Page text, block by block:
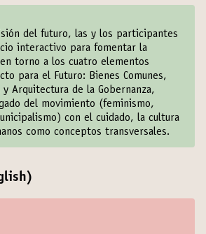
del futuro, las y los participantes
interactivo para fomentar la
torno a los cuatro elementos
para el Futuro: Bienes Comunes,
y Arquitectura de la Gobernanza,
del movimiento (feminismo,
con el cuidado, la cultura
como conceptos transversales.